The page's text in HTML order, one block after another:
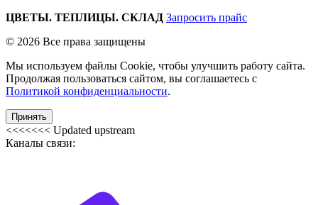
ЦВЕТЫ. ТЕПЛИЦЫ. СКЛАД Запросить прайс
© 2026 Все права защищены
Мы используем файлы Cookie, чтобы улучшить работу сайта.
Продолжая пользоваться сайтом, вы соглашаетесь с
Политикой конфиденциальности.
Принять
<<<<<<< Updated upstream
Каналы связи: